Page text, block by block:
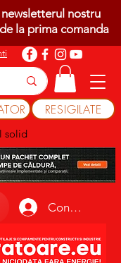
RESIGILATE
solid
Conectează-te
newsletterul nostru
la prima comanda